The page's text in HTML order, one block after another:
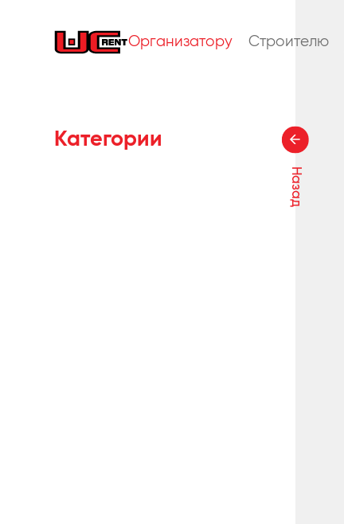
Организатору Строителю
Назад
Категории